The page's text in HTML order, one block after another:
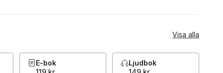
Visa alla
E-bok
Ljudbok